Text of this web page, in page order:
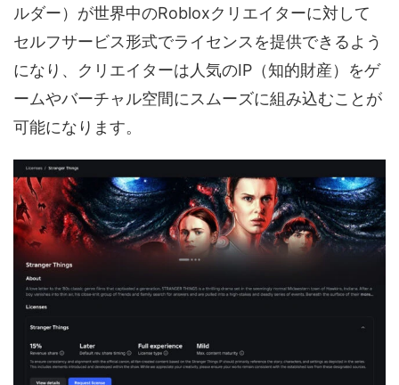
音声（ボイス）
ルダー）が世界中のRobloxクリエイターに対して
セルフサービス形式でライセンスを提供できるよう
になり、クリエイターは人気のIP（知的財産）をゲ
ームやバーチャル空間にスムーズに組み込むことが
可能になります。